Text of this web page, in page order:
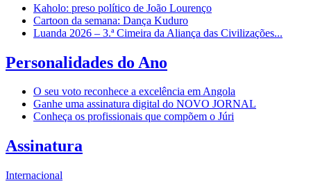
Kaholo: preso político de João Lourenço
Cartoon da semana: Dança Kuduro
Luanda 2026 – 3.ª Cimeira da Aliança das Civilizações...
Personalidades do Ano
O seu voto reconhece a excelência em Angola
Ganhe uma assinatura digital do NOVO JORNAL
Conheça os profissionais que compõem o Júri
Assinatura
Internacional